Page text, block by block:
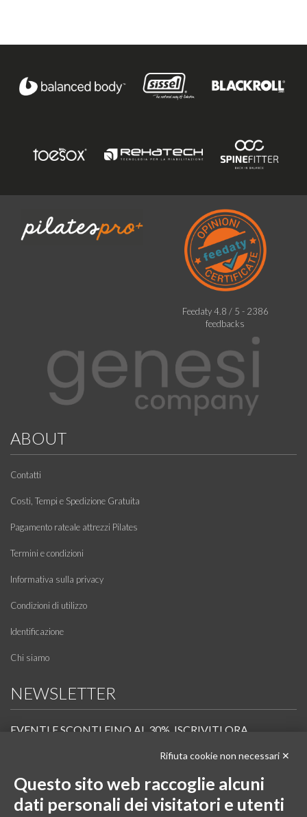
Feedaty4.8 / 5 - 2386
feedbacks
ABOUT
Contatti
Costi, Tempi e Spedizione Gratuita
Pagamento rateale attrezzi Pilates
Termini e condizioni
Informativa sulla privacy
Condizioni di utilizzo
Identificazione
Chi siamo
NEWSLETTER
EVENTI E SCONTI FINO AL 30%. ISCRIVITI ORA.
Scopri in anteprima i nuovi prodotti, le promozioni riservate ai professionisti e resta
Iscrivi alla Newsletter
Rifiuta cookie non necessari ✕
Questo sito web raccoglie alcuni
dati personali dei visitatori e utenti